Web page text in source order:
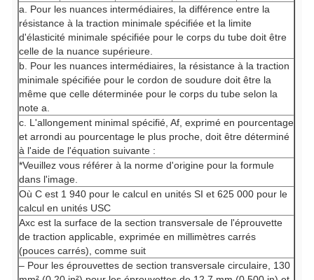
a. Pour les nuances intermédiaires, la différence entre la
résistance à la traction minimale spécifiée et la limite
d'élasticité minimale spécifiée pour le corps du tube doit être
celle de la nuance supérieure.
b. Pour les nuances intermédiaires, la résistance à la traction
minimale spécifiée pour le cordon de soudure doit être la
même que celle déterminée pour le corps du tube selon la
note a.
c. L'allongement minimal spécifié, Af, exprimé en pourcentage
et arrondi au pourcentage le plus proche, doit être déterminé
à l'aide de l'équation suivante :
*Veuillez vous référer à la norme d'origine pour la formule
dans l'image.
Où C est 1 940 pour le calcul en unités SI et 625 000 pour le
calcul en unités USC
Axc est la surface de la section transversale de l'éprouvette
de traction applicable, exprimée en millimètres carrés
(pouces carrés), comme suit
– Pour les éprouvettes de section transversale circulaire, 130